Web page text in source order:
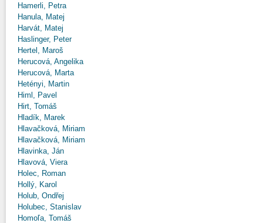
Hamerli, Petra
Hanula, Matej
Harvát, Matej
Haslinger, Peter
Hertel, Maroš
Herucová, Angelika
Herucová, Marta
Hetényi, Martin
Himl, Pavel
Hirt, Tomáš
Hladík, Marek
Hlavačková, Miriam
Hlavačková, Miriam
Hlavinka, Ján
Hlavová, Viera
Holec, Roman
Hollý, Karol
Holub, Ondřej
Holubec, Stanislav
Homoľa, Tomáš